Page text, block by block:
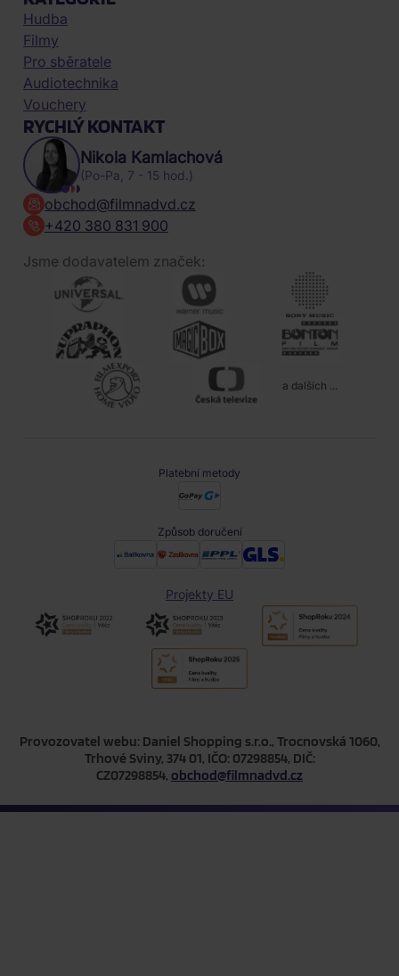
Hudba
Filmy
Pro sběratele
Audiotechnika
Vouchery
RYCHLÝ KONTAKT
Nikola Kamlachová
(Po-Pa, 7 - 15 hod.)
obchod@filmnadvd.cz
+420 380 831 900
Jsme dodavatelem značek:
a dalších ...
Platební metody
Způsob doručení
Projekty EU
Provozovatel webu: Daniel Shopping s.r.o., Trocnovská 1060,
Trhové Sviny, 374 01, IČO: 07298854, DIČ:
CZ07298854, obchod@filmnadvd.cz